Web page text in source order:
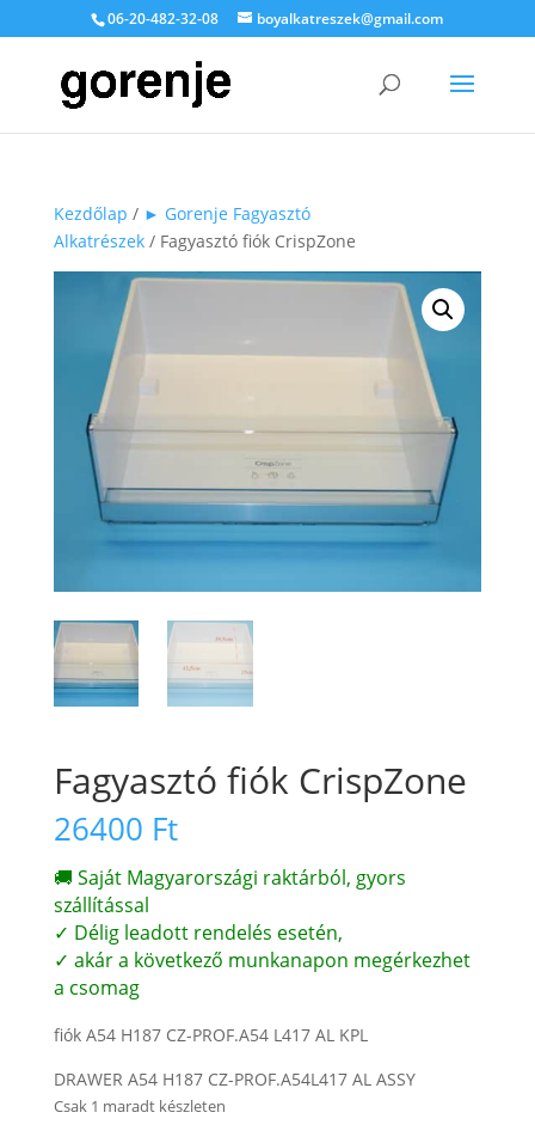
06-20-482-32-08 boyalkatreszek@gmail.com
Kezdőlap / ► Gorenje Fagyasztó
Alkatrészek/ Fagyasztó fiók CrispZone
Fagyasztó fiók CrispZone
26400 Ft
🚚 Saját Magyarországi raktárból, gyors
szállítással
✓ Délig leadott rendelés esetén,
✓ akár a következő munkanapon megérkezhet
a csomag
fiók A54 H187 CZ-PROF.A54 L417 AL KPL
DRAWER A54 H187 CZ-PROF.A54L417 AL ASSY
Csak 1 maradt készleten